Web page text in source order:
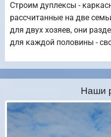
Строим дуплексы -
рассчитанные на две
для двух хозяев, они
для каждой половины -
Наши